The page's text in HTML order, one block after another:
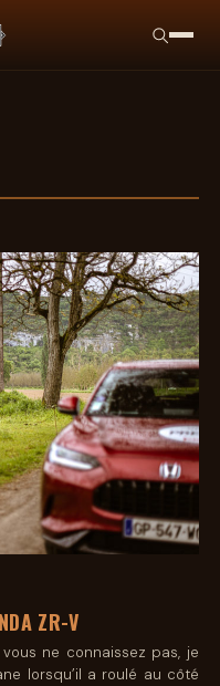
IKUZAWA : LE COME-BACK
ZR-V
ne connaissez pas, je
lorsqu’il a roulé au côté